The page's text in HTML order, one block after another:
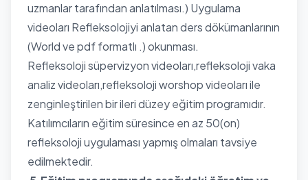
uzmanlar tarafından anlatılması.) Uygulama
videoları Refleksolojiyi anlatan ders dökümanlarının
(World ve pdf formatlı .) okunması.
Refleksoloji süpervizyon videoları,refleksoloji vaka
analiz videoları,refleksoloji worshop videoları ile
zenginleştirilen bir ileri düzey eğitim programıdır.
Katılımcıların eğitim süresince en az 50(on)
refleksoloji uygulaması yapmış olmaları tavsiye
edilmektedir.